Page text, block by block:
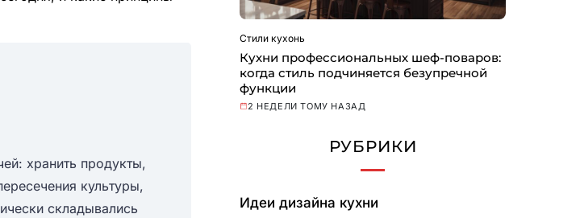
хранить продукты,
культуры,
складывались
Стили кухонь
Кухни профессиональных шеф-поваров:
когда стиль подчиняется безупречной
функции
2 НЕДЕЛИ ТОМУ НАЗАД
РУБРИКИ
Идеи дизайна кухни